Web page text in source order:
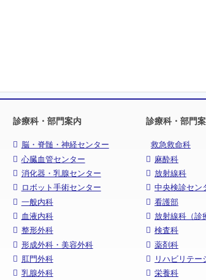
診療科・部門案内
脳・脊髄・神経センター
心臓血管センター
消化器・乳腺センター
ロボット手術センター
一般内科
血液内科
整形外科
形成外科・美容外科
肛門外科
乳腺外科
診療科・部門
救急救命科
麻酔科
放射線科
中央検診セン
看護部
放射線科（診
検査科
薬剤科
リハビリテー
栄養科